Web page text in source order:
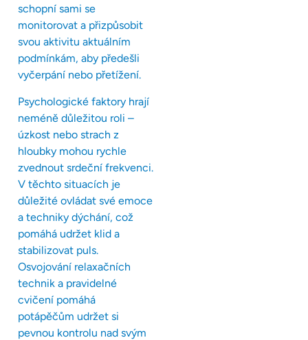
schopní sami se
monitorovat a přizpůsobit
svou aktivitu aktuálním
podmínkám, aby předešli
vyčerpání nebo přetížení.
Psychologické faktory hrají
neméně důležitou roli –
úzkost nebo strach z
hloubky mohou rychle
zvednout srdeční frekvenci.
V těchto situacích je
důležité ovládat své emoce
a techniky dýchání, což
pomáhá udržet klid a
stabilizovat puls.
Osvojování relaxačních
technik a pravidelné
cvičení pomáhá
potápěčům udržet si
pevnou kontrolu nad svým